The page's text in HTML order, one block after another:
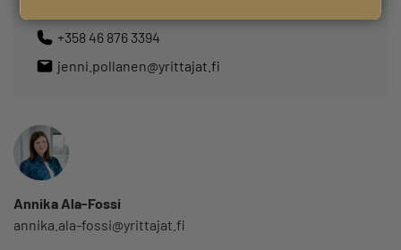
+358 46 876 3394
jenni.pollanen@yrittajat.fi
Annika Ala-Fossi
annika.ala-fossi@yrittajat.fi